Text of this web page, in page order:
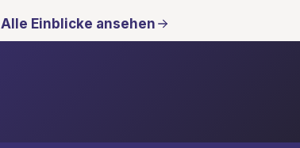
Alle Einblicke ansehen